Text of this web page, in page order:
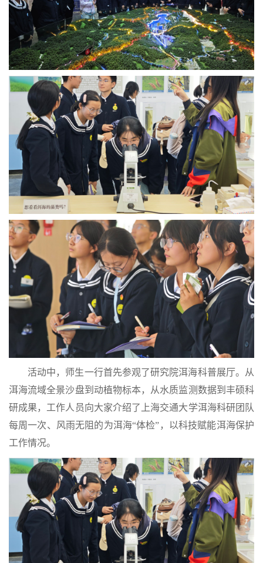
活动中，师生一行首先参观了研究院洱海科普展厅。从
洱海流域全景沙盘到动植物标本，从水质监测数据到丰硕科
研成果，工作人员向大家介绍了上海交通大学洱海科研团队
每周一次、风雨无阻的为洱海“体检”，以科技赋能洱海保护
工作情况。